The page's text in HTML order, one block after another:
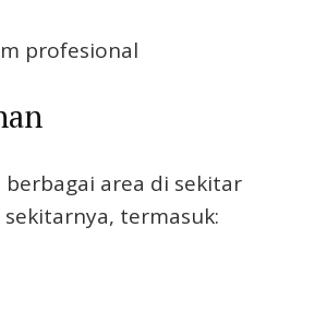
profesional
berbagai area di sekitar
sekitarnya, termasuk: